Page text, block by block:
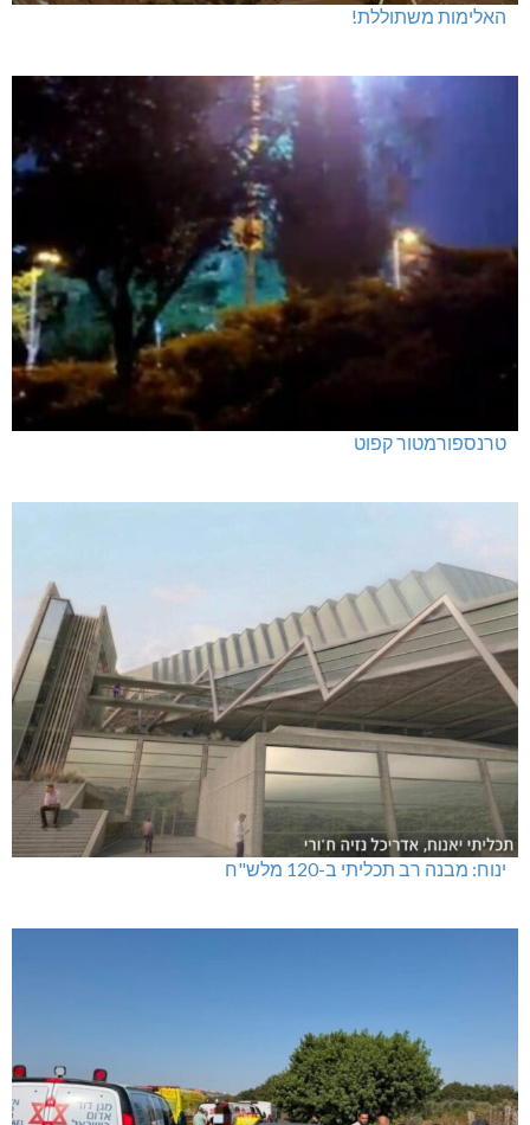
האלימות משתוללת!
טרנספורמטור קפוט
ינוח: מבנה רב תכליתי ב-120 מלש"ח